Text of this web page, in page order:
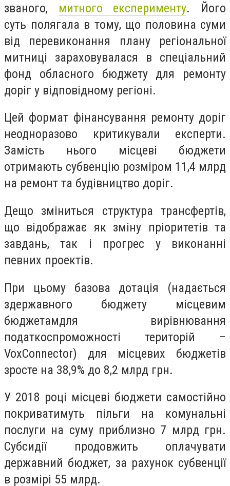
званого, митного експерименту. Його
суть полягала в тому, що половина суми
від перевиконання плану регіональної
митниці зараховувалася в спеціальний
фонд обласного бюджету для ремонту
доріг у відповідному регіоні.
Цей формат фінансування ремонту доріг
неодноразово критикували експерти.
Замість нього місцеві бюджети
отримають субвенцію розміром 11,4 млрд
на ремонт та будівництво доріг.
Дещо зміниться структура трансфертів,
що відображає як зміну пріоритетів та
завдань, так і прогрес у виконанні
певних проектів.
При цьому базова дотація (надається
здержавного бюджету місцевим
бюджетамдля вирівнювання
податкоспроможності територій –
VoxConnector) для місцевих бюджетів
зросте на 38,9% до 8,2 млрд грн.
У 2018 році місцеві бюджети самостійно
покриватимуть пільги на комунальні
послуги на суму приблизно 7 млрд грн.
Субсидії продовжить оплачувати
державний бюджет, за рахунок субвенції
в розмірі 55 млрд.